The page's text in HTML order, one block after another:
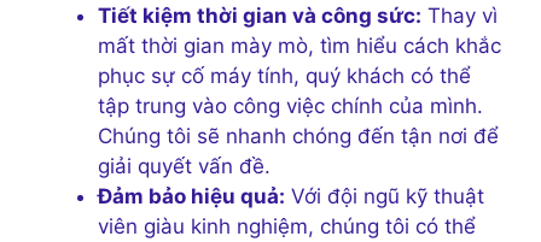
Tiết kiệm thời gian và công sức: Thay vì
mất thời gian mày mò, tìm hiểu cách khắc
phục sự cố máy tính, quý khách có thể
tập trung vào công việc chính của mình.
Chúng tôi sẽ nhanh chóng đến tận nơi để
giải quyết vấn đề.
Đảm bảo hiệu quả: Với đội ngũ kỹ thuật
viên giàu kinh nghiệm, chúng tôi có thể